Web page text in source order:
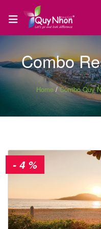
Trang
Nhơn
Phú
Combo
Home /Combo Quy
- 4 %